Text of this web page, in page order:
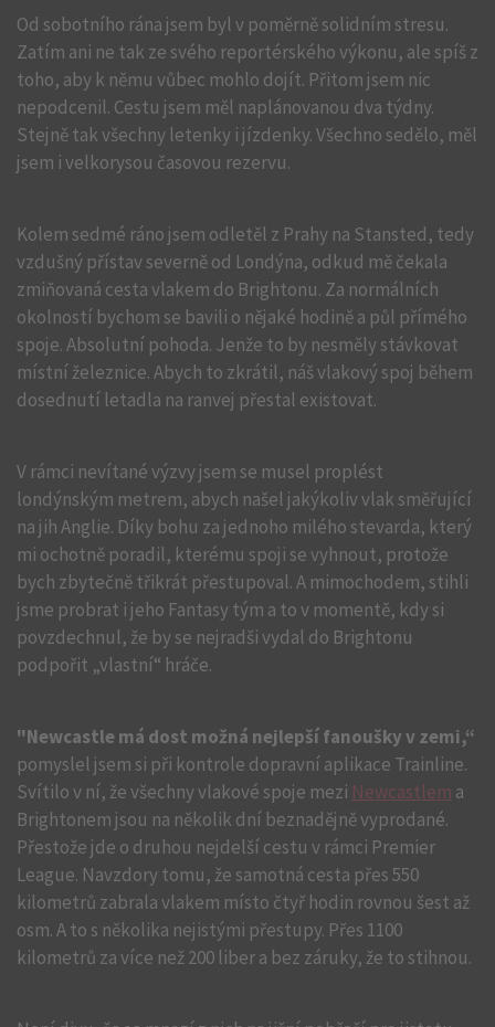
Od sobotního rána jsem byl v poměrně solidním stresu.
Zatím ani ne tak ze svého reportérského výkonu, ale spíš z
toho, aby k němu vůbec mohlo dojít. Přitom jsem nic
nepodcenil. Cestu jsem měl naplánovanou dva týdny.
Stejně tak všechny letenky i jízdenky. Všechno sedělo, měl
jsem i velkorysou časovou rezervu.
Kolem sedmé ráno jsem odletěl z Prahy na Stansted, tedy
vzdušný přístav severně od Londýna, odkud mě čekala
zmiňovaná cesta vlakem do Brightonu. Za normálních
okolností bychom se bavili o nějaké hodině a půl přímého
spoje. Absolutní pohoda. Jenže to by nesměly stávkovat
místní železnice. Abych to zkrátil, náš vlakový spoj během
dosednutí letadla na ranvej přestal existovat.
V rámci nevítané výzvy jsem se musel proplést
londýnským metrem, abych našel jakýkoliv vlak směřující
na jih Anglie. Díky bohu za jednoho milého stevarda, který
mi ochotně poradil, kterému spoji se vyhnout, protože
bych zbytečně třikrát přestupoval. A mimochodem, stihli
jsme probrat i jeho Fantasy tým a to v momentě, kdy si
povzdechnul, že by se nejradši vydal do Brightonu
podpořit „vlastní“ hráče.
"Newcastle má dost možná nejlepší fanoušky v zemi,“
pomyslel jsem si při kontrole dopravní aplikace Trainline.
Svítilo v ní, že všechny vlakové spoje mezi Newcastlem a
Brightonem jsou na několik dní beznadějně vyprodané.
Přestože jde o druhou nejdelší cestu v rámci Premier
League. Navzdory tomu, že samotná cesta přes 550
kilometrů zabrala vlakem místo čtyř hodin rovnou šest až
osm. A to s několika nejistými přestupy. Přes 1100
kilometrů za více než 200 liber a bez záruky, že to stihnou.